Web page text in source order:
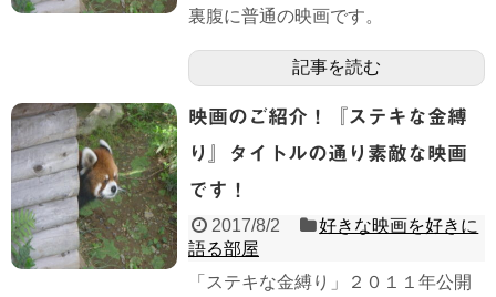
裏腹に普通の映画です。
記事を読む
映画のご紹介！『ステキな金縛
り』タイトルの通り素敵な映画
です！
2017/8/2
好きな映画を好きに
語る部屋
「ステキな金縛り」２０１１年公開